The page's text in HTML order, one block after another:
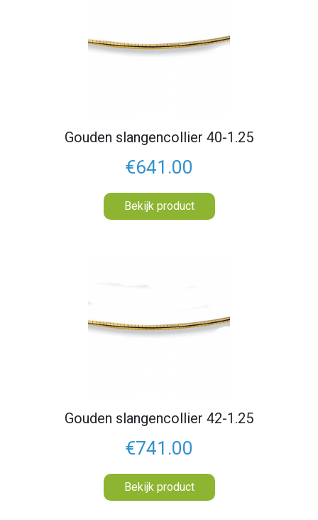
Gouden slangencollier 40-1.25
€641.00
Bekijk product
Gouden slangencollier 42-1.25
€741.00
Bekijk product